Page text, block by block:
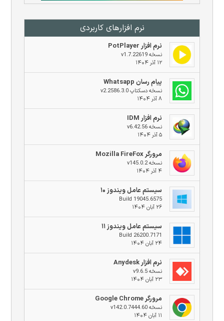
نرم افزار‌های کاربردی
نرم افزار PotPlayer
نسخه v1.7.22619
۱۲ آذر ۱۴۰۴
پیام رسان Whatsapp
نسخه دسکتاپ v2.2586.3.0
۸ آذر ۱۴۰۴
نرم افزار IDM
نسخه v6.42.56
۵ آذر ۱۴۰۴
مرورگر Mozilla FireFox
نسخه v145.0.2
۴ آذر ۱۴۰۴
سیستم عامل ویندوز ۱۰
Build 19045.6575
۲۶ آبان ۱۴۰۴
سیستم عامل ویندوز ۱۱
Build 26200.7171
۲۴ آبان ۱۴۰۴
نرم افزار Anydesk
نسخه v9.6.5
۲۳ آبان ۱۴۰۴
مرورگر Google Chrome
نسخه v142.0.7444.60
۱۱ آبان ۱۴۰۴